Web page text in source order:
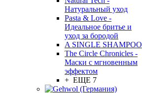
Натуральный уход
Pasta & Love -
Идеальное бритье и
уход за бородой
A SINGLE SHAMPOO
The Circle Chronicles -
Маски с мгновенным
эффектом
+ ЕЩЕ 7